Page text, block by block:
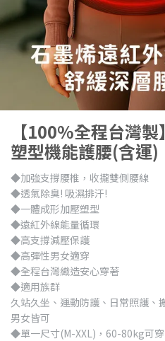
【100%全程台灣
塑型機能護腰(含運)
◆加強支撐腰椎，收攏雙側腰線
◆透氣除臭! 吸濕排汗!
◆一體成形加壓塑型
◆遠紅外線能量循環
◆高支撐減壓保護
◆高彈性男女適穿
◆全程台灣織造安心穿著
◆適用族群
久站久坐、運動防護、日常照護、
男女皆可
◆單一尺寸(M-XXL)，60-80kg可穿